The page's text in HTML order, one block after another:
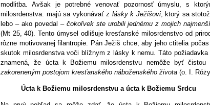
modlitba. Avšak je potrebné venovať pozornosť úmyslu, s
milosrdenstva: majú sa vykonávať z lásky k Ježišovi, ktorý sa
lebo – ako povedal – čokoľvek ste urobili jednému z mojich
(Mt 25, 40). Tento úmysel odlišuje kresťanské milosrdenstvo od
rôzne motivovanej filantropie. Pán Ježiš chce, aby jeho ctitelia
skutok milosrdenstva voči blížnym z lásky k nemu. Táto
znamená, že úcta k Božiemu milosrdenstvu nemôže byť čistou
zakoreneným postojom kresťanského náboženského života (o. I.
Úcta k Božiemu milosrdenstvu a úcta k Božiemu Srdcu